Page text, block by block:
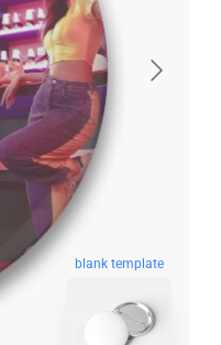
blank template